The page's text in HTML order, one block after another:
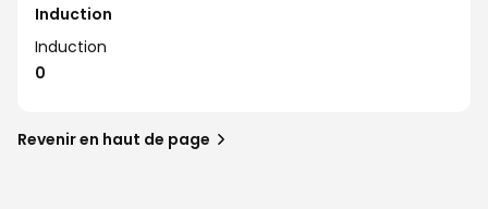
Induction
Induction
0
Revenir en haut de page